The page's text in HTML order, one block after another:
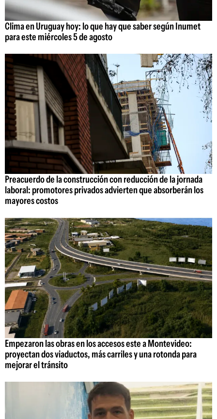
Clima en Uruguay hoy: lo que hay que saber según Inumet
para este miércoles 5 de agosto
Preacuerdo de la construcción con reducción de la jornada
laboral: promotores privados advierten que absorberán los
mayores costos
Empezaron las obras en los accesos este a Montevideo:
proyectan dos viaductos, más carriles y una rotonda para
mejorar el tránsito